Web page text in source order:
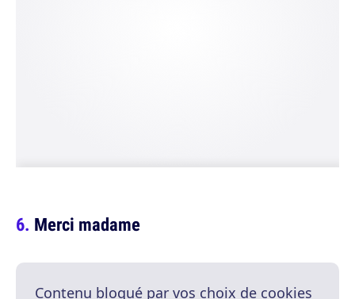
Merci madame
Contenu bloqué par vos choix de cookies